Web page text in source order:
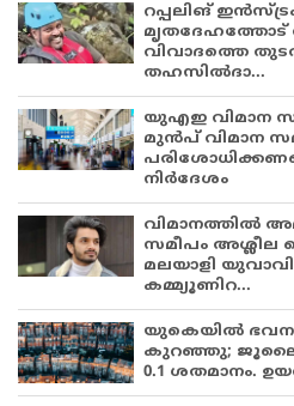
റപ്പലിങ്
മൃതദേഹത്തോട്
വിവാദത്തെ
തഹസിൽദാ...
യുഎഇ വിമാന
മുൻപ് വിമാന
നിർദേശം
വിമാനത്തിൽ
സമീപം അശ്ലീല
മലയാളി
കമ്മ്യൂണിറ...
യുകെയിൽ ഭവന
കുറഞ്ഞു;
0.1 ശതമാനം.